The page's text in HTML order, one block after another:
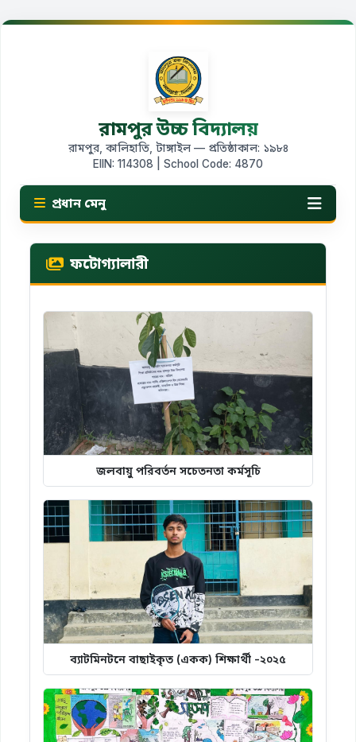
রামপুর উচ্চ বিদ্যালয়
রামপুর, কালিহাতি, টাঙ্গাইল — প্রতিষ্ঠাকাল: ১৯৮৪
EIIN: 114308 | School Code: 4870
প্রধান মেনু
ফটোগ্যালারী
জলবায়ু পরিবর্তন সচেতনতা কর্মসূচি
ব্যাটমিনটনে বাছাইকৃত (একক) শিক্ষার্থী -২০২৫